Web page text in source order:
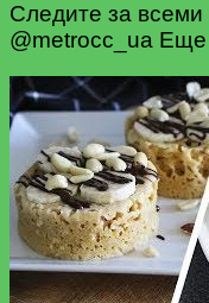
Следите за всеми
@metrocc_ua